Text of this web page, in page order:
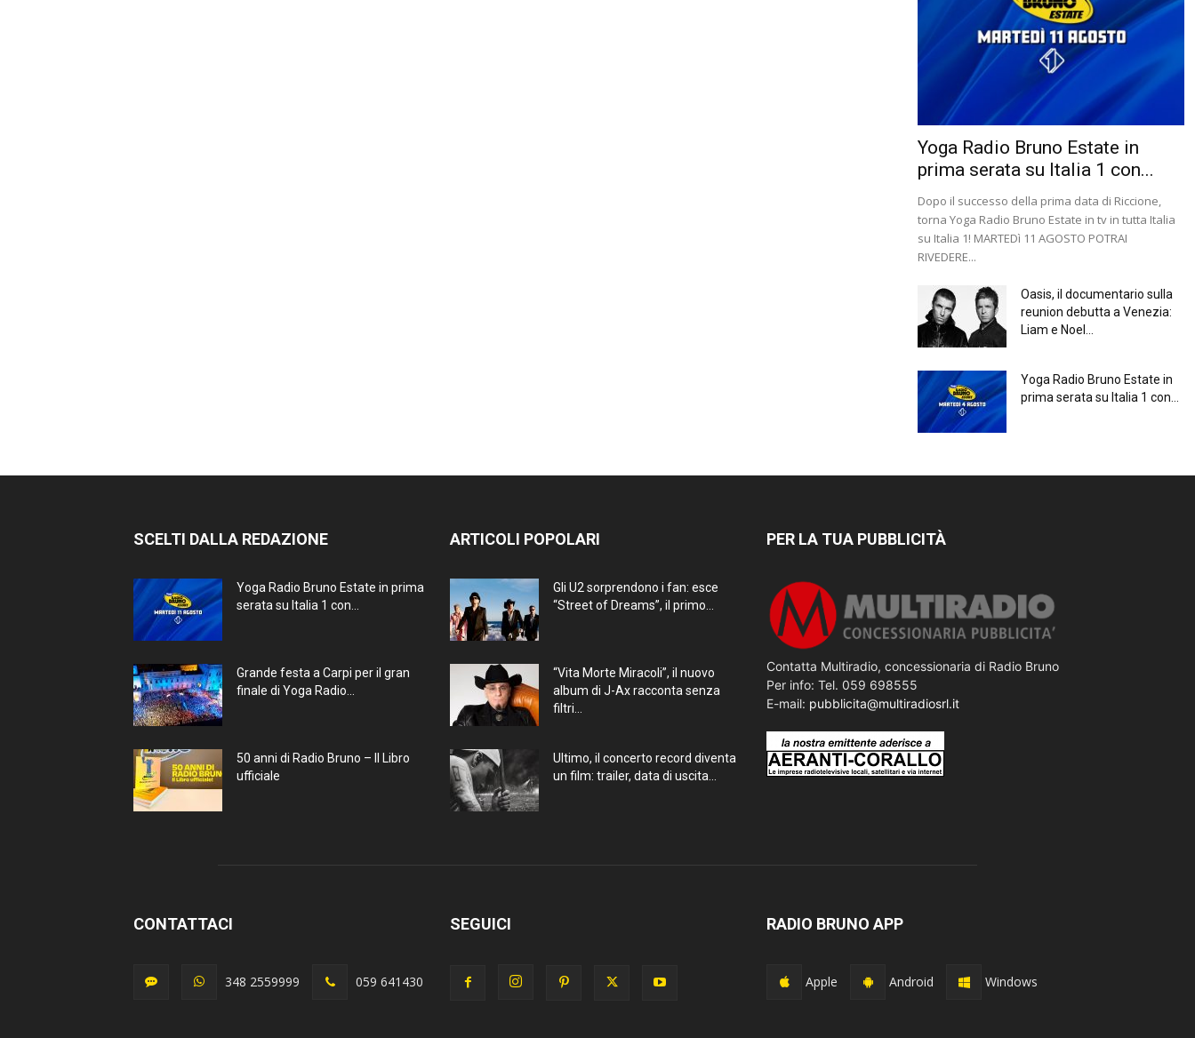
Yoga Radio Bruno Estate in
prima serata su Italia 1 con...
Dopo il successo della prima data di Riccione,
torna Yoga Radio Bruno Estate in tv in tutta Italia
su Italia 1! MARTEDì 11 AGOSTO POTRAI
RIVEDERE...
Oasis, il documentario sulla
reunion debutta a Venezia:
Liam e Noel...
Yoga Radio Bruno Estate in
prima serata su Italia 1 con...
SCELTI DALLA REDAZIONE
Yoga Radio Bruno Estate in prima
serata su Italia 1 con...
Grande festa a Carpi per il gran
finale di Yoga Radio...
50 anni di Radio Bruno – Il Libro
ufficiale
ARTICOLI POPOLARI
Gli U2 sorprendono i fan: esce
“Street of Dreams”, il primo...
“Vita Morte Miracoli”, il nuovo
album di J-Ax racconta senza
filtri...
Ultimo, il concerto record diventa
un film: trailer, data di uscita...
PER LA TUA PUBBLICITÀ
Contatta Multiradio, concessionaria di Radio Bruno
Per info: Tel. 059 698555
E-mail: pubblicita@multiradiosrl.it
CONTATTACI
348 2559999 059 641430
SEGUICI RADIO BRUNO APP
Apple Android Windows